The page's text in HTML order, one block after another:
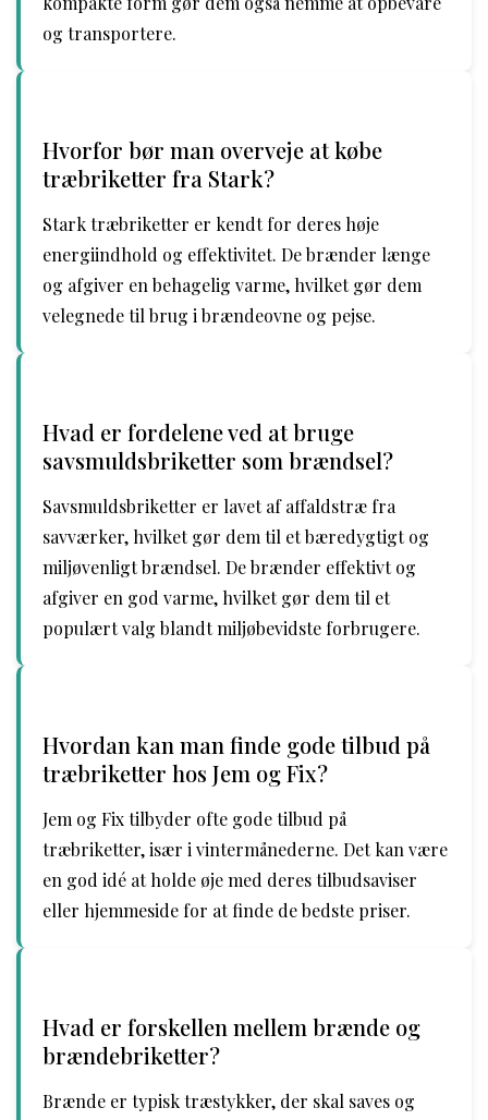
og transportere.
Hvorfor bør man overveje at købe
træbriketter fra Stark?
Stark træbriketter er kendt for deres høje
energiindhold og effektivitet. De brænder længe
og afgiver en behagelig varme, hvilket gør dem
velegnede til brug i brændeovne og pejse.
Hvad er fordelene ved at bruge
savsmuldsbriketter som brændsel?
Savsmuldsbriketter er lavet af affaldstræ fra
savværker, hvilket gør dem til et bæredygtigt og
miljøvenligt brændsel. De brænder effektivt og
afgiver en god varme, hvilket gør dem til et
populært valg blandt miljøbevidste forbrugere.
Hvordan kan man finde gode tilbud på
træbriketter hos Jem og Fix?
Jem og Fix tilbyder ofte gode tilbud på
træbriketter, især i vintermånederne. Det kan være
en god idé at holde øje med deres tilbudsaviser
eller hjemmeside for at finde de bedste priser.
Hvad er forskellen mellem brænde og
brændebriketter?
Brænde er typisk træstykker, der skal saves og